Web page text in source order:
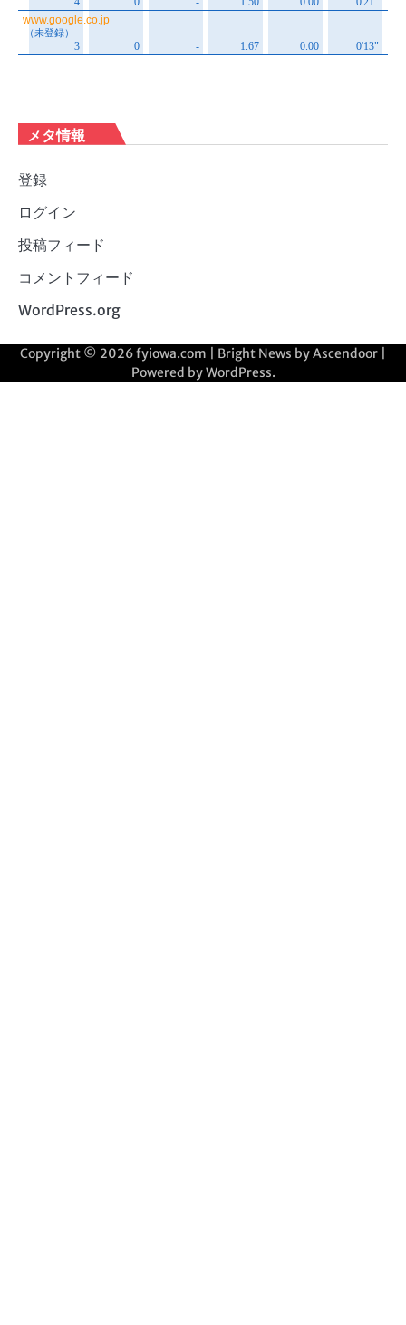
メタ情報
登録
ログイン
投稿フィード
コメントフィード
WordPress.org
Copyright © 2026fyiowa.com | Bright News byAscendoor
Powered byWordPress.